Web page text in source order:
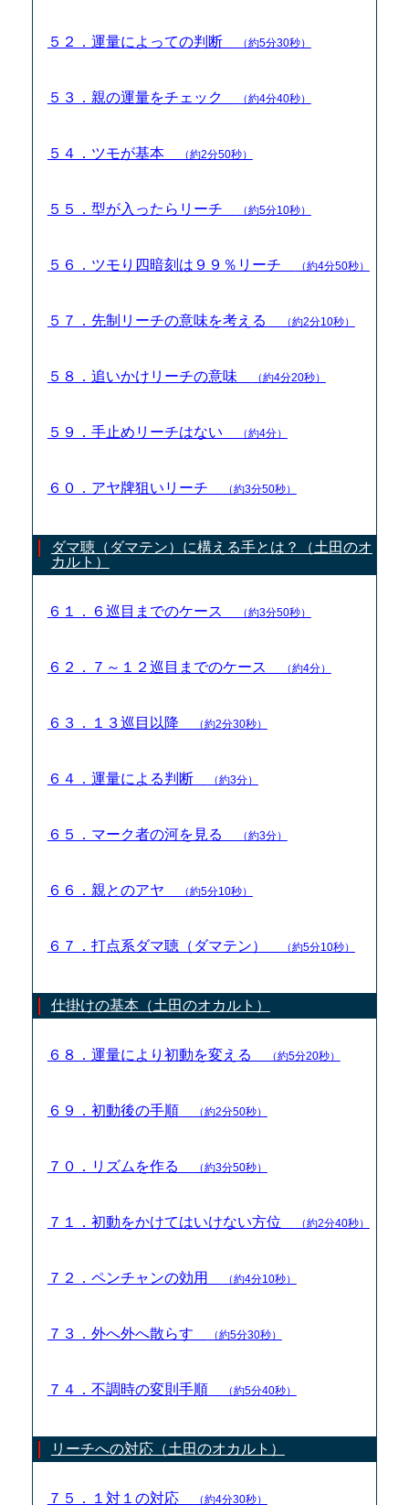
５２．運量によっての判断 （約5分30秒）
５３．親の運量をチェック （約4分40秒）
５４．ツモが基本 （約2分50秒）
５５．型が入ったらリーチ （約5分10秒）
５６．ツモり四暗刻は９９％リーチ （約4分50秒）
５７．先制リーチの意味を考える （約2分10秒）
５８．追いかけリーチの意味 （約4分20秒）
５９．手止めリーチはない （約4分）
６０．アヤ牌狙いリーチ （約3分50秒）
ダマ聴（ダマテン）に構える手とは？（土田のオ
カルト）
６１．６巡目までのケース （約3分50秒）
６２．７～１２巡目までのケース （約4分）
６３．１３巡目以降 （約2分30秒）
６４．運量による判断 （約3分）
６５．マーク者の河を見る （約3分）
６６．親とのアヤ （約5分10秒）
６７．打点系ダマ聴（ダマテン） （約5分10秒）
仕掛けの基本（土田のオカルト）
６８．運量により初動を変える （約5分20秒）
６９．初動後の手順 （約2分50秒）
７０．リズムを作る （約3分50秒）
７１．初動をかけてはいけない方位 （約2分40秒）
７２．ペンチャンの効用 （約4分10秒）
７３．外へ外へ散らす （約5分30秒）
７４．不調時の変則手順 （約5分40秒）
リーチへの対応（土田のオカルト）
７５．１対１の対応 （約4分30秒）